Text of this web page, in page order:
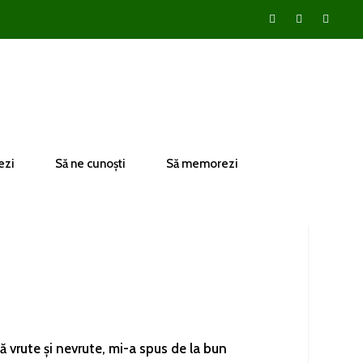
Să ne cunoști Să memorezi
vrute și nevrute, mi-a spus de la bun